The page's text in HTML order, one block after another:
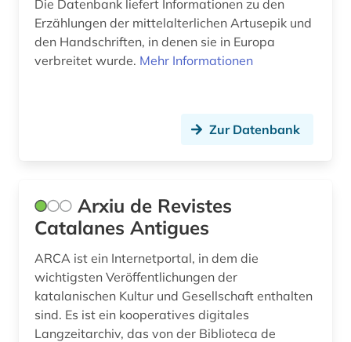
galloromanistik (64)
garcía márquez (1)
geisteswissenschaften (13)
gelehrtenkorrespondenz (1)
geschichte (14)
geschichte &lt;1550-1921&gt; (1)
geschichte 1300-1600 (1)
geschichte 1450-1912 (1)
Die Datenbank liefert Informationen zu den
Erzählungen der mittelalterlichen Artusepik und
den Handschriften, in denen sie in Europa
verbreitet wurde. Mehr Informationen
Zur Datenbank
Arxiu de Revistes
Catalanes Antigues
ARCA ist ein Internetportal, in dem die
wichtigsten Veröffentlichungen der
katalanischen Kultur und Gesellschaft enthalten
sind. Es ist ein kooperatives digitales
Langzeitarchiv, das von der Biblioteca de